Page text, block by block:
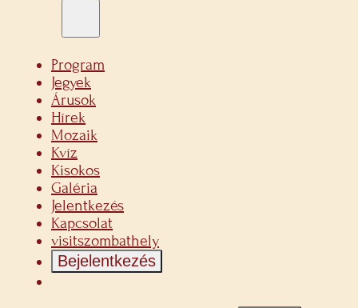
Program
Jegyek
Árusok
Hírek
Mozaik
Kvíz
Kisokos
Galéria
Jelentkezés
Kapcsolat
visitszombathely
Bejelentkezés